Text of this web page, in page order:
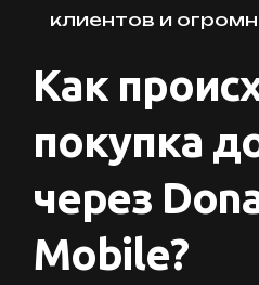
клиентов и
Как
покупка
через
Mobile?